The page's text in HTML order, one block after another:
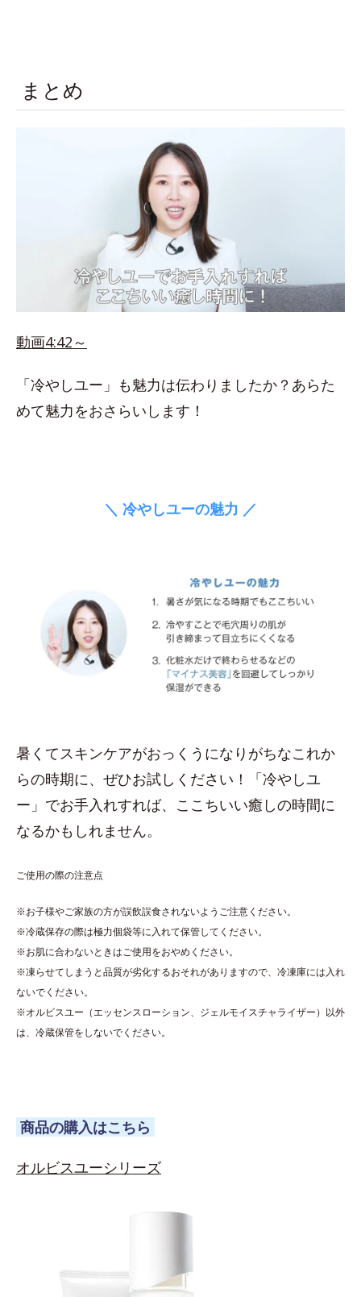
まとめ
動画4:42～
「冷やしユー」も魅力は伝わりましたか？あらた
めて魅力をおさらいします！
＼ 冷やしユーの魅力 ／
暑くてスキンケアがおっくうになりがちなこれか
らの時期に、ぜひお試しください！「冷やしユ
ー」でお手入れすれば、ここちいい癒しの時間に
なるかもしれません。
ご使用の際の注意点
※お子様やご家族の方が誤飲誤食されないようご注意ください。
※冷蔵保存の際は極力個袋等に入れて保管してください。
※お肌に合わないときはご使用をおやめください。
※凍らせてしまうと品質が劣化するおそれがありますので、冷凍庫には入れ
ないでください。
※オルビスユー（エッセンスローション、ジェルモイスチャライザー）以外
は、冷蔵保管をしないでください。
商品の購入はこちら
オルビスユーシリーズ